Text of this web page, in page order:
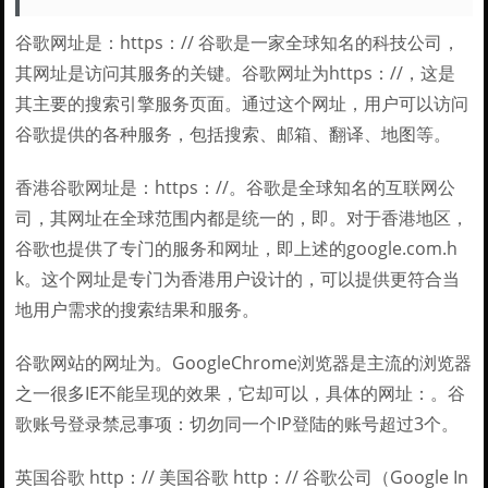
谷歌网址是：https：// 谷歌是一家全球知名的科技公司，
其网址是访问其服务的关键。谷歌网址为https：//，这是
其主要的搜索引擎服务页面。通过这个网址，用户可以访问
谷歌提供的各种服务，包括搜索、邮箱、翻译、地图等。
香港谷歌网址是：https：//。谷歌是全球知名的互联网公
司，其网址在全球范围内都是统一的，即。对于香港地区，
谷歌也提供了专门的服务和网址，即上述的google.com.h
k。这个网址是专门为香港用户设计的，可以提供更符合当
地用户需求的搜索结果和服务。
谷歌网站的网址为。GoogleChrome浏览器是主流的浏览器
之一很多IE不能呈现的效果，它却可以，具体的网址：。谷
歌账号登录禁忌事项：切勿同一个IP登陆的账号超过3个。
英国谷歌 http：// 美国谷歌 http：// 谷歌公司（Google In